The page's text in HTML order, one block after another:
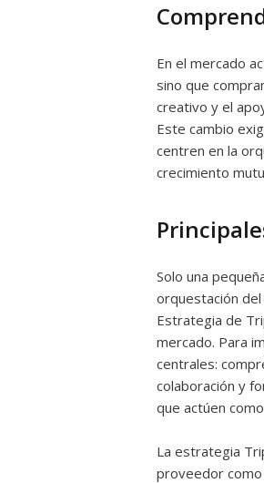
En el mercado
sino que
creativo y el
Este cambio
centren en la
crecimiento
Solo una
orquestación del
Estrategia de
mercado. Para
centrales:
colaboración y
que actúen
La estrategia
proveedor como